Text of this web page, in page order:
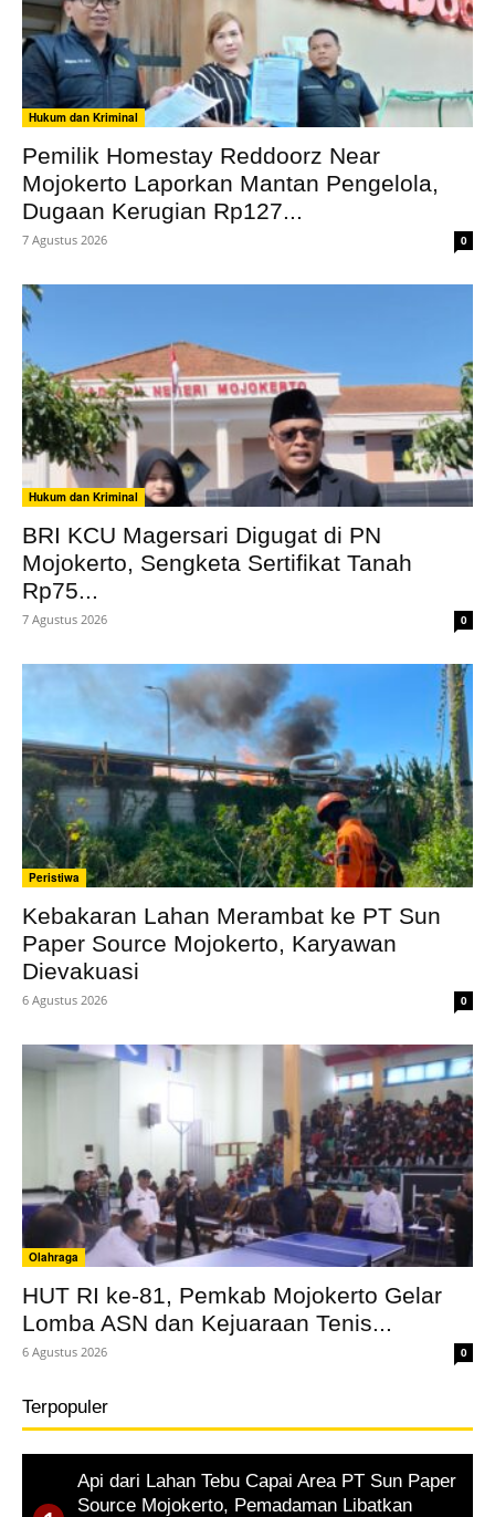
Hukum dan Kriminal
Pemilik Homestay Reddoorz Near
Mojokerto Laporkan Mantan Pengelola,
Dugaan Kerugian Rp127...
7 Agustus 2026 0
Hukum dan Kriminal
BRI KCU Magersari Digugat di PN
Mojokerto, Sengketa Sertifikat Tanah
Rp75...
7 Agustus 2026 0
Peristiwa
Kebakaran Lahan Merambat ke PT Sun
Paper Source Mojokerto, Karyawan
Dievakuasi
6 Agustus 2026 0
Olahraga
HUT RI ke-81, Pemkab Mojokerto Gelar
Lomba ASN dan Kejuaraan Tenis...
6 Agustus 2026 0
Terpopuler
Api dari Lahan Tebu Capai Area PT Sun Paper
Source Mojokerto, Pemadaman Libatkan